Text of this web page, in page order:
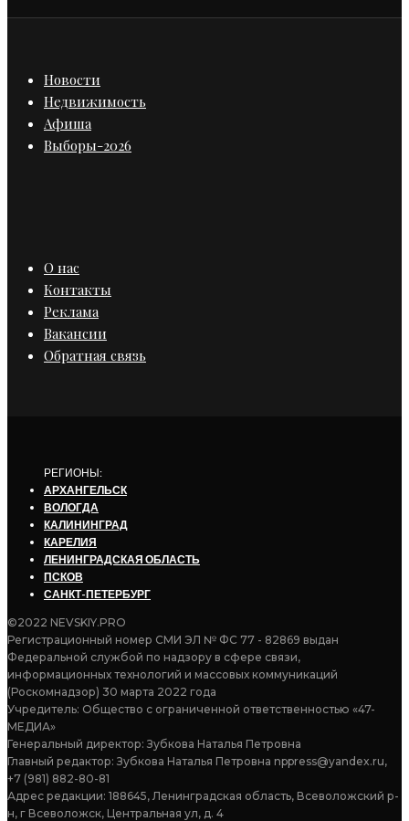
Новости
Недвижимость
Афиша
Выборы-2026
О нас
Контакты
Реклама
Вакансии
Обратная связь
РЕГИОНЫ:
АРХАНГЕЛЬСК
ВОЛОГДА
КАЛИНИНГРАД
КАРЕЛИЯ
ЛЕНИНГРАДСКАЯ ОБЛАСТЬ
ПСКОВ
САНКТ-ПЕТЕРБУРГ
©2022 NEVSKIY.PRO
Регистрационный номер СМИ ЭЛ № ФС 77 - 82869 выдан
Федеральной службой по надзору в сфере связи,
информационных технологий и массовых коммуникаций
(Роскомнадзор) 30 марта 2022 года
Учредитель: Общество с ограниченной ответственностью «47-
МЕДИА»
Генеральный директор: Зубкова Наталья Петровна
Главный редактор: Зубкова Наталья Петровна nppress@yandex.ru,
+7 (981) 882-80-81
Адрес редакции: 188645, Ленинградская область, Всеволожский р-
н, г Всеволожск, Центральная ул, д. 4